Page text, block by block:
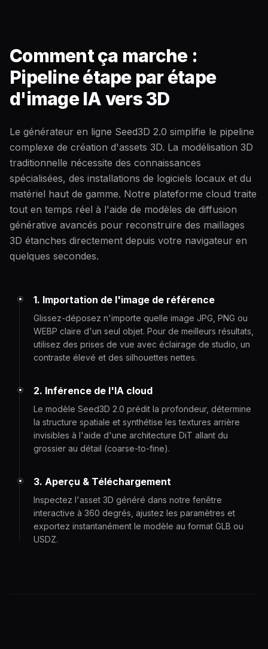
Comment ça marche :
Pipeline étape par étape
d'image IA vers 3D
Le générateur en ligne Seed3D 2.0 simplifie le pipeline
complexe de création d'assets 3D. La modélisation 3D
traditionnelle nécessite des connaissances
spécialisées, des installations de logiciels locaux et du
matériel haut de gamme. Notre plateforme cloud traite
tout en temps réel à l'aide de modèles de diffusion
générative avancés pour reconstruire des maillages
3D étanches directement depuis votre navigateur en
quelques secondes.
1. Importation de l'image de référence
Glissez-déposez n'importe quelle image JPG, PNG ou
WEBP claire d'un seul objet. Pour de meilleurs résultats,
utilisez des prises de vue avec éclairage de studio, un
contraste élevé et des silhouettes nettes.
2. Inférence de l'IA cloud
Le modèle Seed3D 2.0 prédit la profondeur, détermine
la structure spatiale et synthétise les textures arrière
invisibles à l'aide d'une architecture DiT allant du
grossier au détail (coarse-to-fine).
3. Aperçu & Téléchargement
Inspectez l'asset 3D généré dans notre fenêtre
interactive à 360 degrés, ajustez les paramètres et
exportez instantanément le modèle au format GLB ou
USDZ.